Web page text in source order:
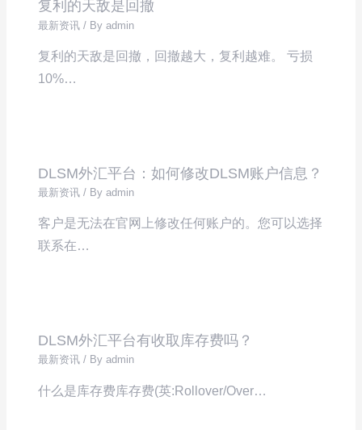
复利的天敌是回撤
最新资讯 / Byadmin
复利的天敌是回撤，回撤越大，复利越难。 亏损
10%…
DLSM外汇平台：如何修改DLSM账户信息？
最新资讯 / Byadmin
客户是无法在官网上修改任何账户的。您可以选择
联系在…
DLSM外汇平台有收取库存费吗？
最新资讯 / Byadmin
什么是库存费库存费(英:Rollover/Over…